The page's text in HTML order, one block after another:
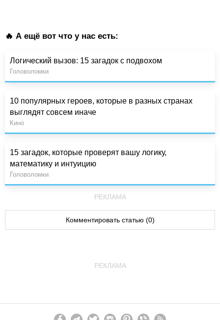
🔥 А ещё вот что у нас есть:
Логический вызов: 15 загадок с подвохом
Головоломки
10 популярных героев, которые в разных странах
выглядят совсем иначе
Кино
15 загадок, которые проверят вашу логику,
математику и интуицию
Головоломки
РЕКЛАМА
Комментировать статью (0)
РЕКЛАМА